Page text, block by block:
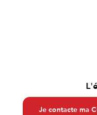
Je contacte ma